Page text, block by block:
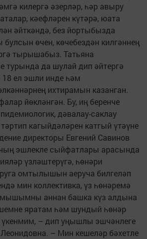
килергә әзерләр, һәр авыру
кәефләрен күтәрә, юата
әйткәндә, без йортыбызда
булсын өчен, көчебездән килгәннең
тырышабыз. Татьяна
турында да шулай дип әйтергә
ел эшли инде һәм
ихтирамын казанган.
йөкләнгән. Бу, иң беренче
дәвалау-саклау
кагыйдәләрен катгый үтәүне
директоры Евгений Савинов
эшлекле сыйфатлары арасында
үзләштерүгә, һөнәри
омтылышын аеруча билгеләп
мин коллективка, үз һөнәремә
аннан башка күз алдына
яратам һәм шундый һөнәр
– дип уңышлы эшчәнлеге
– Мин кешеләр бәхетле